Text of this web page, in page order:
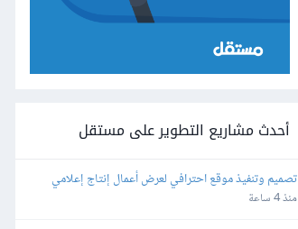
أحدث مشاريع التطوير على مستقل
تصميم وتنفيذ موقع احترافي لعرض أعمال إنتاج إعلامي
منذ 4 ساعة